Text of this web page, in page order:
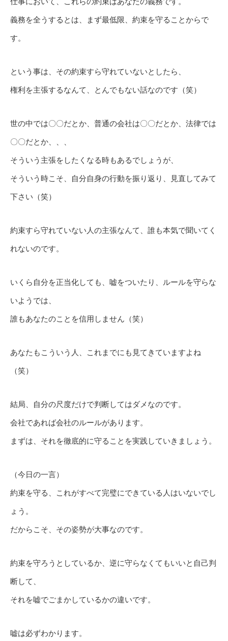
義務を全うするとは、まず最低限、約束を守ることからで
す。
という事は、その約束すら守れていないとしたら、
権利を主張するなんて、とんでもない話なのです（笑）
世の中では〇〇だとか、普通の会社は〇〇だとか、法律では
〇〇だとか、、、
そういう主張をしたくなる時もあるでしょうが、
そういう時こそ、自分自身の行動を振り返り、見直してみて
下さい（笑）
約束すら守れていない人の主張なんて、誰も本気で聞いてく
れないのです。
いくら自分を正当化しても、嘘をついたり、ルールを守らな
いようでは、
誰もあなたのことを信用しません（笑）
あなたもこういう人、これまでにも見てきていますよね
（笑）
結局、自分の尺度だけで判断してはダメなのです。
会社であれば会社のルールがあります。
まずは、それを徹底的に守ることを実践していきましょう。
（今日の一言）
約束を守る、これがすべて完璧にできている人はいないでし
ょう。
だからこそ、その姿勢が大事なのです。
約束を守ろうとしているか、逆に守らなくてもいいと自己判
断して、
それを嘘でごまかしているかの違いです。
嘘は必ずわかります。